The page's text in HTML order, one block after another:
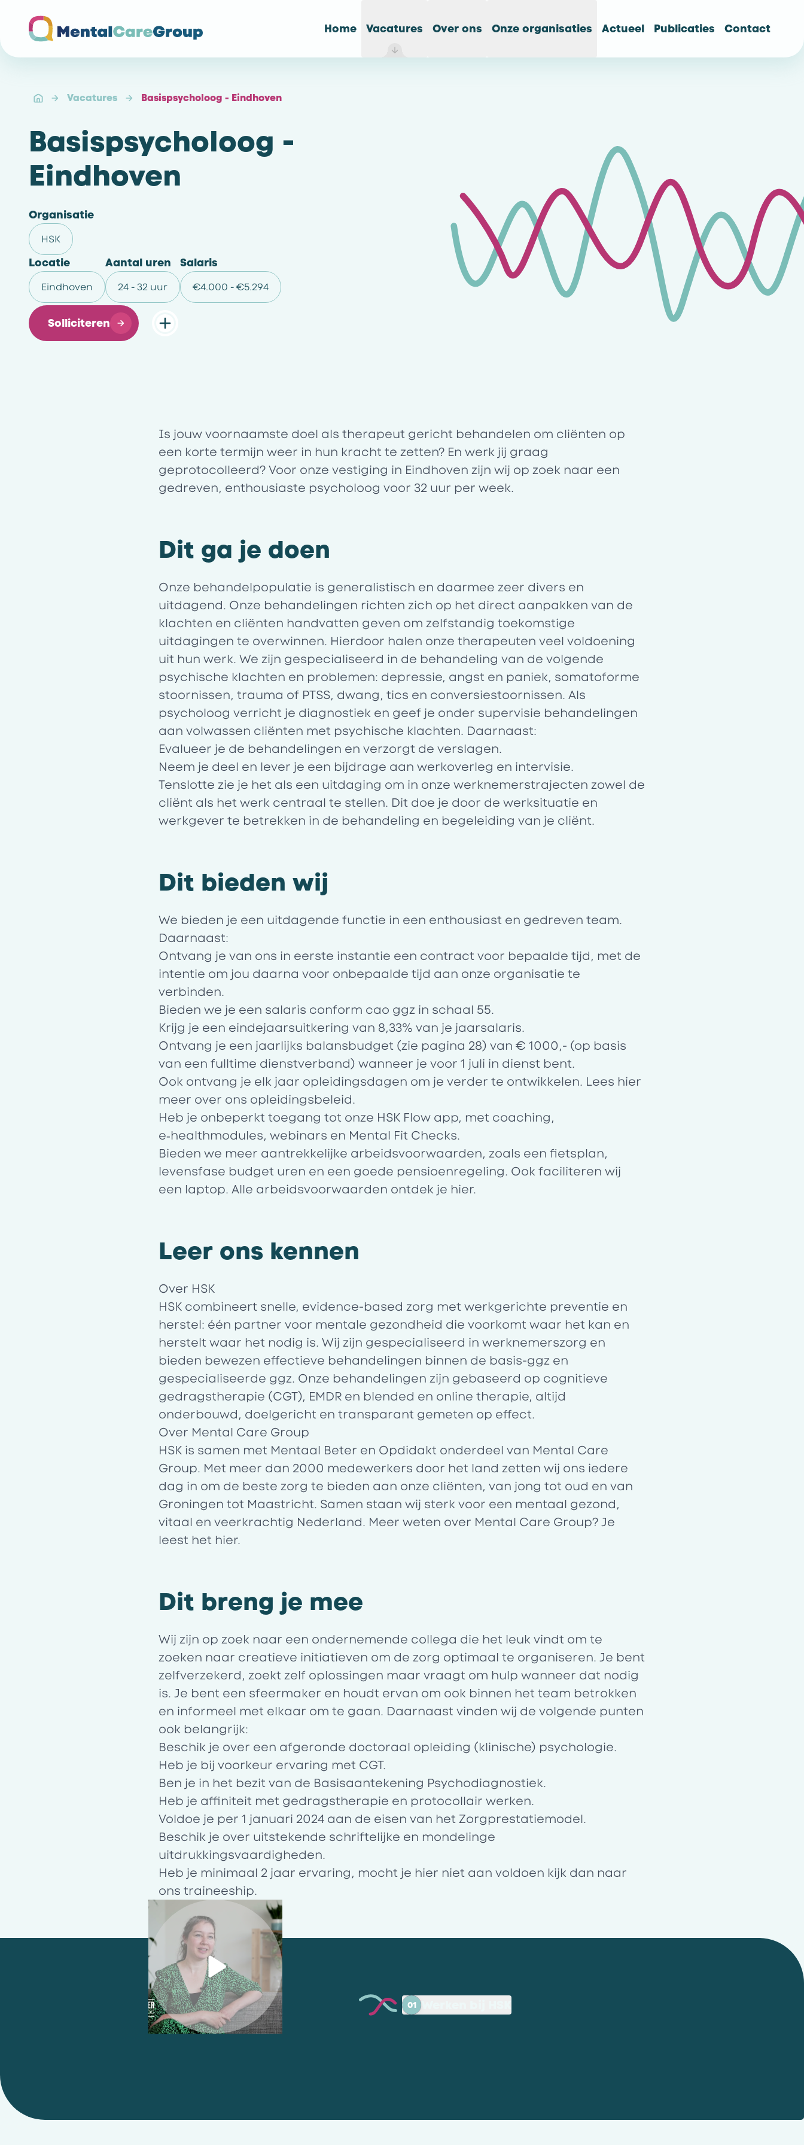
Home Vacatures Over ons Onze organisaties Actueel Publicaties Contact
Vacatures Basispsycholoog - Eindhoven
Basispsycholoog -
Eindhoven
Organisatie
HSK
Locatie
Eindhoven
Aantal uren
24 - 32 uur
Salaris
€4.000 - €5.294
Solliciteren
Is jouw voornaamste doel als therapeut gericht behandelen om cliënten op
een korte termijn weer in hun kracht te zetten? En werk jij graag
geprotocolleerd? Voor onze vestiging in Eindhoven zijn wij op zoek naar een
gedreven, enthousiaste psycholoog voor 32 uur per week.
Dit ga je doen
Onze behandelpopulatie is generalistisch en daarmee zeer divers en
uitdagend. Onze behandelingen richten zich op het direct aanpakken van de
klachten en cliënten handvatten geven om zelfstandig toekomstige
uitdagingen te overwinnen. Hierdoor halen onze therapeuten veel voldoening
uit hun werk. We zijn gespecialiseerd in de behandeling van de volgende
psychische klachten en problemen: depressie, angst en paniek, somatoforme
stoornissen, trauma of PTSS, dwang, tics en conversiestoornissen. Als
psycholoog verricht je diagnostiek en geef je onder supervisie behandelingen
aan volwassen cliënten met psychische klachten. Daarnaast:
Evalueer je de behandelingen en verzorgt de verslagen.
Neem je deel en lever je een bijdrage aan werkoverleg en intervisie.
Tenslotte zie je het als een uitdaging om in onze werknemerstrajecten zowel de
cliënt als het werk centraal te stellen. Dit doe je door de werksituatie en
werkgever te betrekken in de behandeling en begeleiding van je cliënt.
Dit bieden wij
We bieden je een uitdagende functie in een enthousiast en gedreven team.
Daarnaast:
Ontvang je van ons in eerste instantie een contract voor bepaalde tijd, met de
intentie om jou daarna voor onbepaalde tijd aan onze organisatie te
verbinden.
Bieden we je een salaris conform cao ggz in schaal 55.
Krijg je een eindejaarsuitkering van 8,33% van je jaarsalaris.
Ontvang je een jaarlijks balansbudget (zie pagina 28) van € 1000,- (op basis
van een fulltime dienstverband) wanneer je voor 1 juli in dienst bent.
Ook ontvang je elk jaar opleidingsdagen om je verder te ontwikkelen. Lees hier
meer over ons opleidingsbeleid.
Heb je onbeperkt toegang tot onze HSK Flow app, met coaching,
e‑healthmodules, webinars en Mental Fit Checks.
Bieden we meer aantrekkelijke arbeidsvoorwaarden, zoals een fietsplan,
levensfase budget uren en een goede pensioenregeling. Ook faciliteren wij
een laptop. Alle arbeidsvoorwaarden ontdek je hier.
Leer ons kennen
Over HSK
HSK combineert snelle, evidence-based zorg met werkgerichte preventie en
herstel: één partner voor mentale gezondheid die voorkomt waar het kan en
herstelt waar het nodig is. Wij zijn gespecialiseerd in werknemerszorg en
bieden bewezen effectieve behandelingen binnen de basis-ggz en
gespecialiseerde ggz. Onze behandelingen zijn gebaseerd op cognitieve
gedragstherapie (CGT), EMDR en blended en online therapie, altijd
onderbouwd, doelgericht en transparant gemeten op effect.
Over Mental Care Group
HSK is samen met Mentaal Beter en Opdidakt onderdeel van Mental Care
Group. Met meer dan 2000 medewerkers door het land zetten wij ons iedere
dag in om de beste zorg te bieden aan onze cliënten, van jong tot oud en van
Groningen tot Maastricht. Samen staan wij sterk voor een mentaal gezond,
vitaal en veerkrachtig Nederland. Meer weten over Mental Care Group? Je
leest het hier.
Dit breng je mee
Wij zijn op zoek naar een ondernemende collega die het leuk vindt om te
zoeken naar creatieve initiatieven om de zorg optimaal te organiseren. Je bent
zelfverzekerd, zoekt zelf oplossingen maar vraagt om hulp wanneer dat nodig
is. Je bent een sfeermaker en houdt ervan om ook binnen het team betrokken
en informeel met elkaar om te gaan. Daarnaast vinden wij de volgende punten
ook belangrijk:
Beschik je over een afgeronde doctoraal opleiding (klinische) psychologie.
Heb je bij voorkeur ervaring met CGT.
Ben je in het bezit van de Basisaantekening Psychodiagnostiek.
Heb je affiniteit met gedragstherapie en protocollair werken.
Voldoe je per 1 januari 2024 aan de eisen van hetZorgprestatiemodel.
Beschik je over uitstekende schriftelijke en mondelinge
uitdrukkingsvaardigheden.
Heb je minimaal 2 jaar ervaring, mocht je hier niet aan voldoen kijk dan naar
onstraineeship.
01